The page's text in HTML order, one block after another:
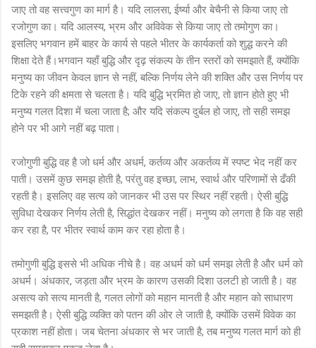
जाए तो वह सत्त्वगुण का मार्ग है। यदि लालसा, ईर्ष्या और बेचैनी से किया जाए तो
रजोगुण का। यदि आलस्य, भ्रम और अविवेक से किया जाए तो तमोगुण का।
इसलिए भगवान हमें बाहर के कार्य से पहले भीतर के कार्यकर्ता को शुद्ध करने की
शिक्षा देते हैं।भगवान यहाँ बुद्धि और दृढ़ संकल्प के तीन स्तरों को समझाते हैं, क्योंकि
मनुष्य का जीवन केवल ज्ञान से नहीं, बल्कि निर्णय लेने की शक्ति और उस निर्णय पर
टिके रहने की क्षमता से चलता है। यदि बुद्धि भ्रमित हो जाए, तो ज्ञान होते हुए भी
मनुष्य गलत दिशा में चला जाता है; और यदि संकल्प दुर्बल हो जाए, तो सही समझ
होने पर भी आगे नहीं बढ़ पाता।
रजोगुणी बुद्धि वह है जो धर्म और अधर्म, कर्तव्य और अकर्तव्य में स्पष्ट भेद नहीं कर
पाती। उसमें कुछ समझ होती है, परंतु वह इच्छा, लाभ, स्वार्थ और परिणामों से ढँकी
रहती है। इसलिए वह सत्य को जानकर भी उस पर स्थिर नहीं रहती। ऐसी बुद्धि
सुविधा देखकर निर्णय लेती है, सिद्धांत देखकर नहीं। मनुष्य को लगता है कि वह सही
कर रहा है, पर भीतर स्वार्थ काम कर रहा होता है।
तमोगुणी बुद्धि इससे भी अधिक नीचे है। वह अधर्म को धर्म समझ लेती है और धर्म को
अधर्म। अंधकार, जड़ता और भ्रम के कारण उसकी दिशा उलटी हो जाती है। वह
असत्य को सत्य मानती है, गलत लोगों को महान मानती है और महान को साधारण
समझती है। ऐसी बुद्धि व्यक्ति को पतन की ओर ले जाती है, क्योंकि उसमें विवेक का
प्रकाश नहीं होता। जब चेतना अंधकार से भर जाती है, तब मनुष्य गलत मार्ग को ही